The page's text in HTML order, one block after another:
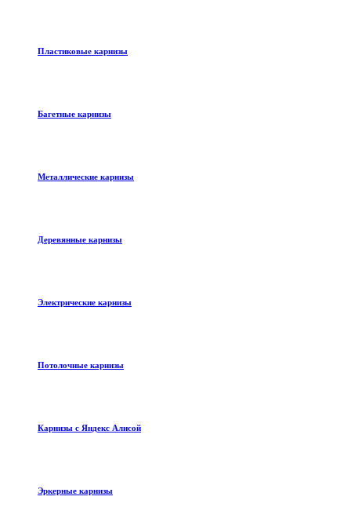
Пластиковые карнизы
Багетные карнизы
Металлические карнизы
Деревянные карнизы
Электрические карнизы
Потолочные карнизы
Карнизы с Яндекс Алисой
Эркерные карнизы